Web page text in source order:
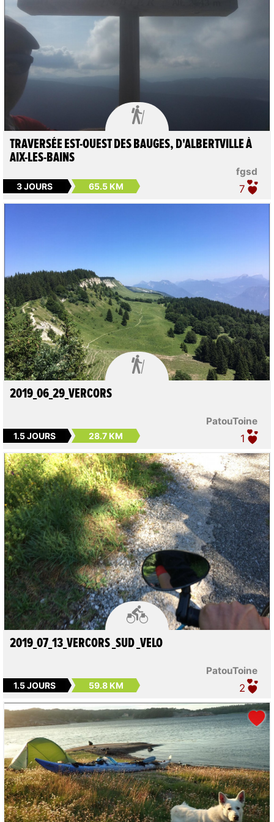

fgsd
TRAVERSÉE EST-OUEST DES BAUGES, D'ALBERTVILLE À
AIX-LES-BAINS
3 JOURS 65.5 KM 7

PatouToine
2019_06_29_VERCORS
1.5 JOURS 28.7 KM 1

PatouToine
2019_07_13_VERCORS _SUD _VELO
1.5 JOURS 59.8 KM 2